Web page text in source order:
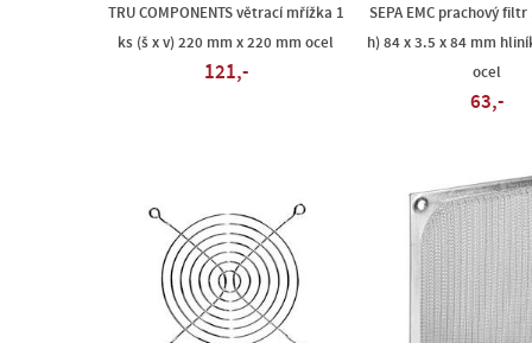
TRU COMPONENTS větrací mřížka 1
ks (š x v) 220 mm x 220 mm ocel
121,-
SEPA EMC prachový filtr
h) 84 x 3.5 x 84 mm
ocel
63,-